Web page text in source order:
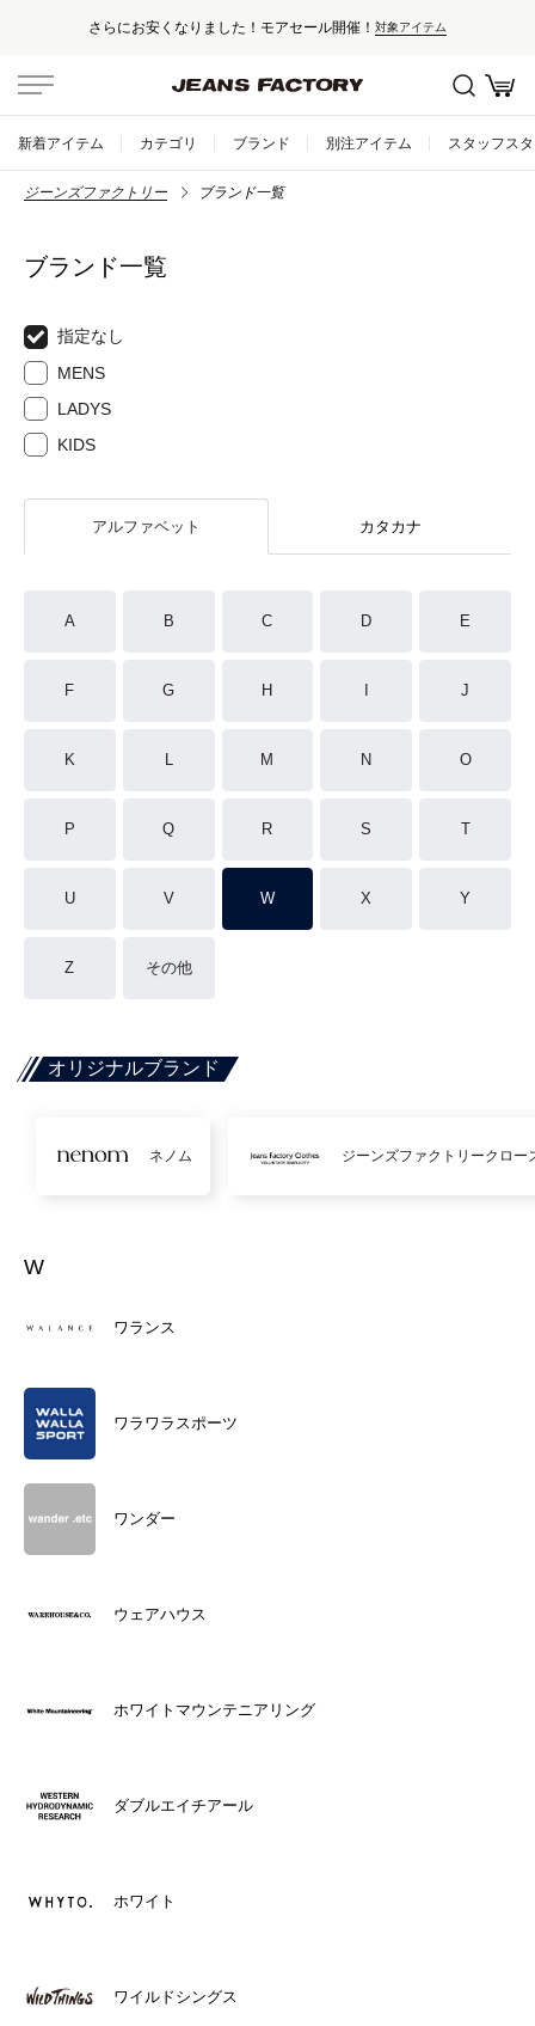
さらにお安くなりました！モアセール開催！ 対象アイテム
新着アイテム カテゴリ ブランド 別注アイテム スタッフス
ジーンズファクトリー ブランド一覧
ブランド一覧
指定なし
MENS
LADYS
KIDS
アルファベット カタカナ
A B C D E
F G H J
K L M N O
P Q R S T
U V W X Y
Z その他
オリジナルブランド
ネノム ジーンズファクトリークロー
W
ワランス
ワラワラスポーツ
ワンダー
ウェアハウス
ホワイトマウンテニアリング
ダブルエイチアール
ホワイト
ワイルドシングス